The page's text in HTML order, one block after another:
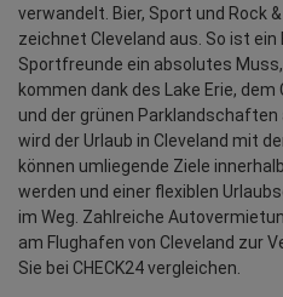
verwandelt. Bier, Sport und Rock
zeichnet Cleveland aus. So ist
Sportfreunde ein absolutes
kommen dank des Lake Erie,
und der grünen
wird der Urlaub in Cleveland mit
können umliegende Ziele
werden und einer flexiblen
im Weg. Zahlreiche
am Flughafen von Cleveland zur
Sie bei CHECK24 vergleichen.